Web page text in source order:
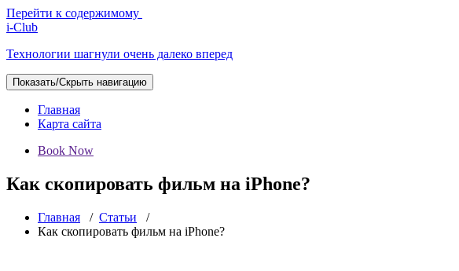
Перейти к содержимому
i-Club
Технологии шагнули очень далеко вперед
Показать/Скрыть навигацию
Главная
Карта сайта
Book Now
Как скопировать фильм на iPhone?
Главная / Статьи /
Как скопировать фильм на iPhone?